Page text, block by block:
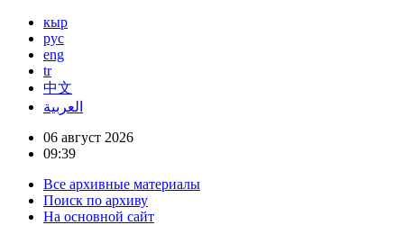
кыр
рус
eng
tr
中文
العربية
06 август 2026
09:39
Все архивные материалы
Поиск по архиву
На основной сайт